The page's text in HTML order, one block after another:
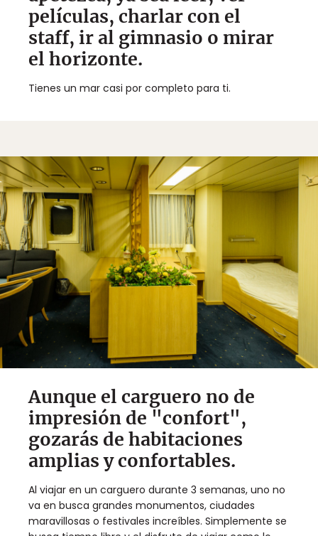
películas, charlar con el
staff, ir al gimnasio o mirar
el horizonte.
Tienes un mar casi por completo para ti.
Aunque el carguero no de
impresión de "confort",
gozarás de habitaciones
amplias y confortables.
Al viajar en un carguero durante 3 semanas, uno no
va en busca grandes monumentos, ciudades
maravillosas o festivales increíbles. Simplemente se